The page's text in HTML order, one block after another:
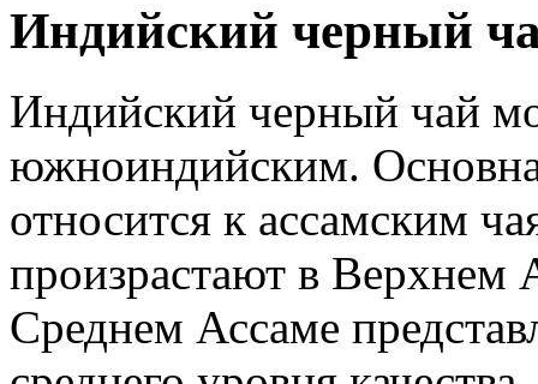
Индийский черный
Индийский черный чай
южноиндийским.
относится к ассамским
произрастают в Верхнем
Среднем Ассаме